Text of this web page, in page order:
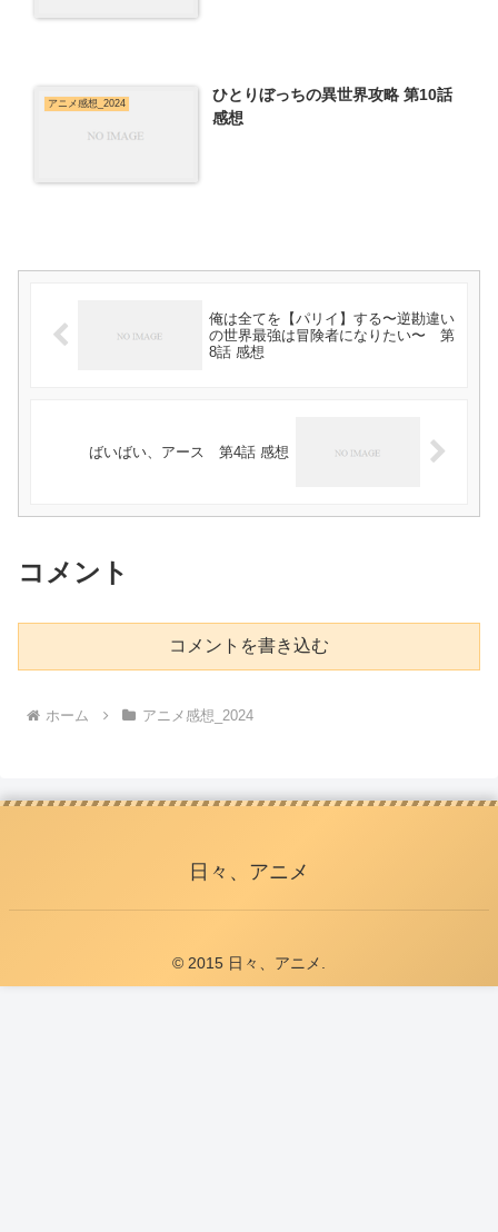
アニメ感想_2024
ひとりぼっちの異世界攻略 第10話
感想
俺は全てを【パリイ】する〜逆勘違い
の世界最強は冒険者になりたい〜 第
8話 感想
ばいばい、アース 第4話 感想
コメント
コメントを書き込む
ホーム アニメ感想_2024
日々、アニメ
© 2015 日々、アニメ.